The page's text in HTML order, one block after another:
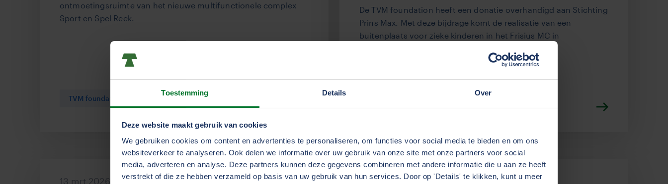
Toestemming Details Over
Deze website maakt gebruik van cookies
We gebruiken cookies om content en advertenties te personaliseren, om functies voor social media te bieden en om ons
websiteverkeer te analyseren. Ook delen we informatie over uw gebruik van onze site met onze partners voor social
media, adverteren en analyse. Deze partners kunnen deze gegevens combineren met andere informatie die u aan ze heeft
verstrekt of die ze hebben verzameld op basis van uw gebruik van hun services. Door op 'Details' te klikken, kunt u meer
ontmoetingsruimte van het nieuwe multifunctionele complex
Sport en Spel Reek.
TVM foundation Coöperatie
De TVM foundation heeft een donatie overhandigd aan Stichting
Prins Max. Met deze bijdrage komt de realisatie van een
buitenplaats voor zieke kinderen in het Frisius MC in
Coöperatie
13 mrt 2026 24 okt 2025